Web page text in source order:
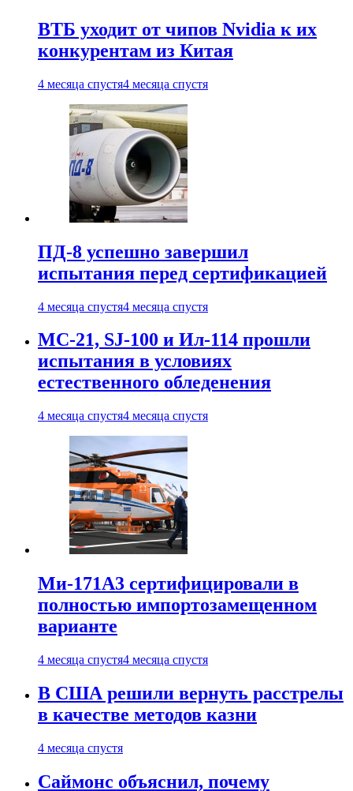
ВТБ уходит от чипов Nvidia к их
конкурентам из Китая
4 месяца спустя4 месяца спустя
ПД-8 успешно завершил
испытания перед сертификацией
4 месяца спустя4 месяца спустя
МС-21, SJ-100 и Ил-114 прошли
испытания в условиях
естественного обледенения
4 месяца спустя4 месяца спустя
Ми-171А3 сертифицировали в
полностью импортозамещенном
варианте
4 месяца спустя4 месяца спустя
В США решили вернуть расстрелы
в качестве методов казни
4 месяца спустя
Саймонс объяснил, почему